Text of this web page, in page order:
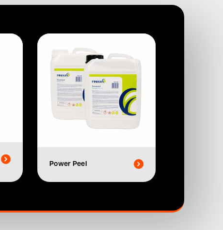
Power Peel